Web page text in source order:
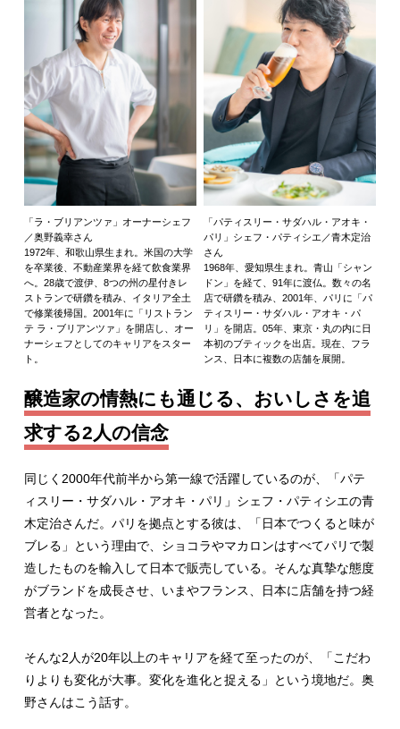
「ラ・ブリアンツァ」オーナーシェフ
／奥野義幸さん
1972年、和歌山県生まれ。米国の大学
を卒業後、不動産業界を経て飲食業界
へ。28歳で渡伊、8つの州の星付きレ
ストランで研鑽を積み、イタリア全土
で修業後帰国。2001年に「リストラン
テ ラ・ブリアンツァ」を開店し、オー
ナーシェフとしてのキャリアをスター
ト。
「パティスリー・サダハル・アオキ・
パリ」シェフ・パティシエ／青木定治
さん
1968年、愛知県生まれ。青山「シャン
ドン」を経て、91年に渡仏。数々の名
店で研鑽を積み、2001年、パリに「パ
ティスリー・サダハル・アオキ・パ
リ」を開店。05年、東京・丸の内に日
本初のブティックを出店。現在、フラ
ンス、日本に複数の店舗を展開。
醸造家の情熱にも通じる、おいしさを追
求する2人の信念
同じく2000年代前半から第一線で活躍しているのが、「パテ
ィスリー・サダハル・アオキ・パリ」シェフ・パティシエの青
木定治さんだ。パリを拠点とする彼は、「日本でつくると味が
ブレる」という理由で、ショコラやマカロンはすべてパリで製
造したものを輸入して日本で販売している。そんな真摯な態度
がブランドを成長させ、いまやフランス、日本に店舗を持つ経
営者となった。
そんな2人が20年以上のキャリアを経て至ったのが、「こだわ
りよりも変化が大事。変化を進化と捉える」という境地だ。奥
野さんはこう話す。